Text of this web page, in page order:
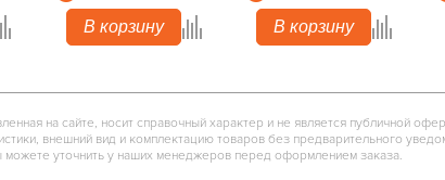
В корзину
В корзину
на сайте, носит справочный характер и не является публичной
внешний вид и комплектацию товаров без предварительного
можете уточнить у наших менеджеров перед оформлением заказа.